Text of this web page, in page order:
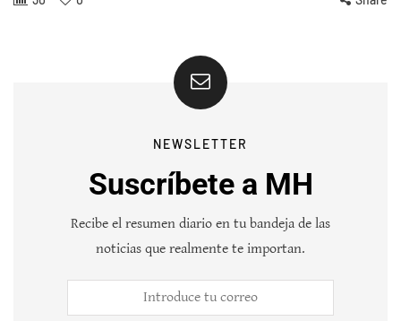
NEWSLETTER
Suscríbete a MH
Recibe el resumen diario en tu bandeja de las
noticias que realmente te importan.